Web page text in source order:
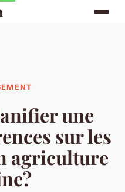
une
sur les
agriculture